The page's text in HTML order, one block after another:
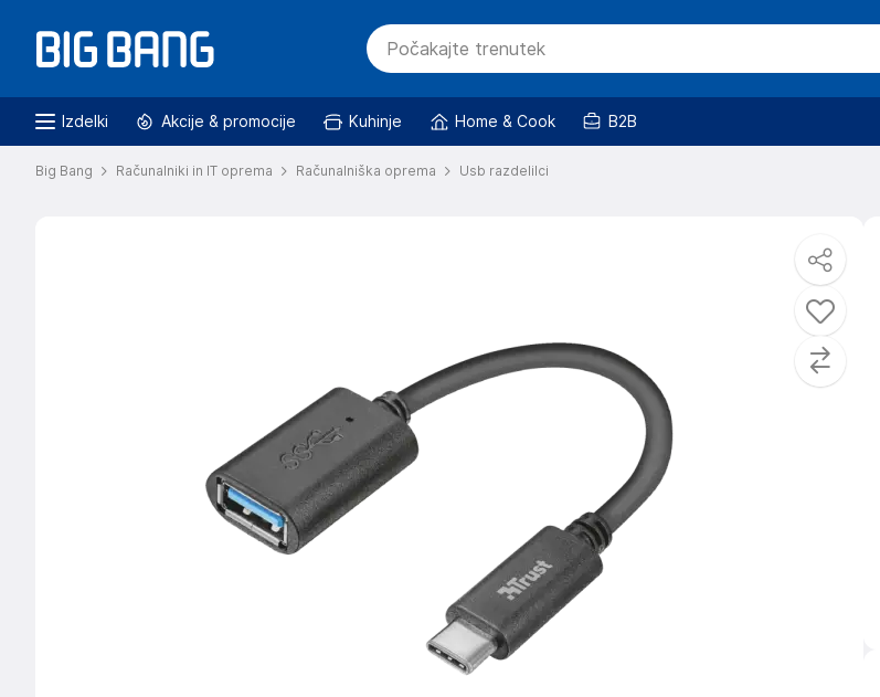
Izdelki Akcije & promocije Kuhinje Home & Cook B2B
Big Bang Računalniki in IT oprema Računalniška oprema Usb razdelilci